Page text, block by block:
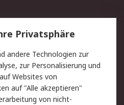
Lieferlösungen
Kontakt
Privatkunden
Privatsphäre
andere Technologien zur
zur Personalisierung und
Websites von
auf "Alle akzeptieren"
von nicht-